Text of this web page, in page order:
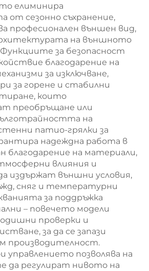
елиминира
от сезонно съхранение,
професионален външен вид,
на външното
за безопасност
благодарение на
за изключване,
за горене и стабилни
които
преобръщане или
на
патио-грялки за
надеждна работа в
благодарение на материали,
влияния и
издържат външни условия,
сняг и температурни
за поддръжка
– повечето модели
проверки и
за да се запази
производителност.
управлението позволява на
да регулират нивото на